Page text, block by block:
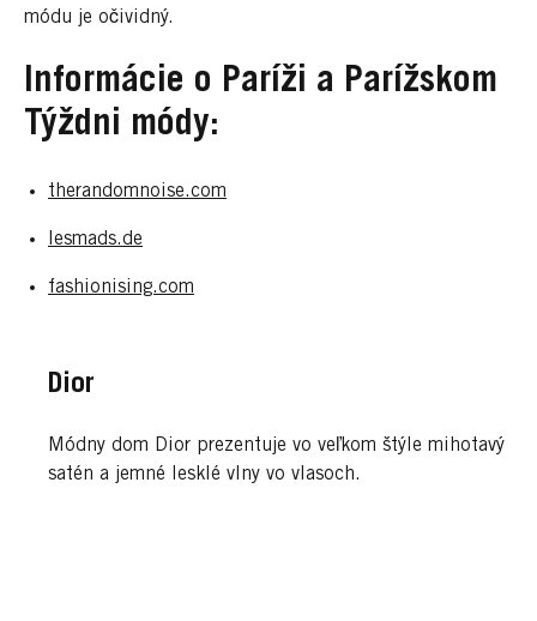
módu je očividný.
Informácie o Paríži a Parížskom
Týždni módy:
therandomnoise.com
lesmads.de
fashionising.com
Dior
Módny dom Dior prezentuje vo veľkom štýle mihotavý
satén a jemné lesklé vlny vo vlasoch.